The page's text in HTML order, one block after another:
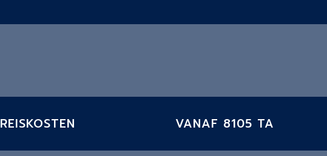
REISKOSTEN VANAF 8105 TA